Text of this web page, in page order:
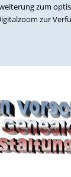
zum
zur